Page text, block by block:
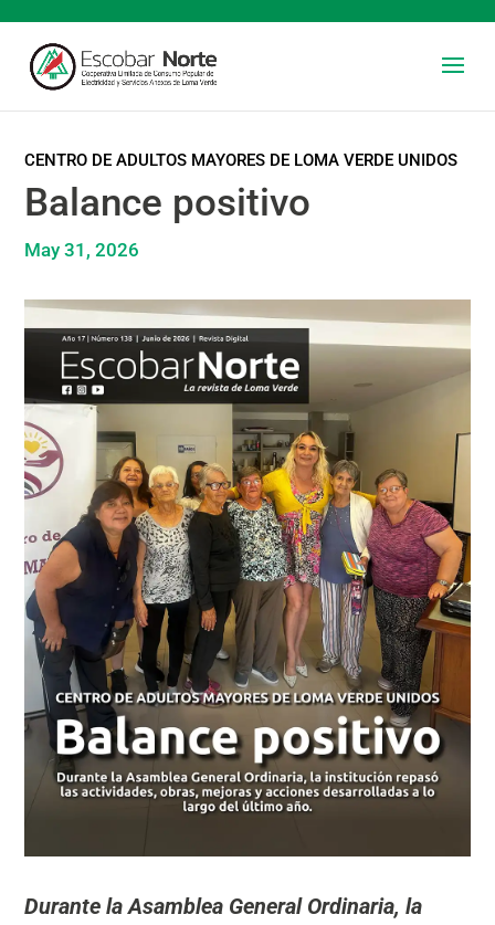
CENTRO DE ADULTOS MAYORES DE LOMA VERDE UNIDOS
Balance positivo
May 31, 2026
Durante la Asamblea General Ordinaria, la